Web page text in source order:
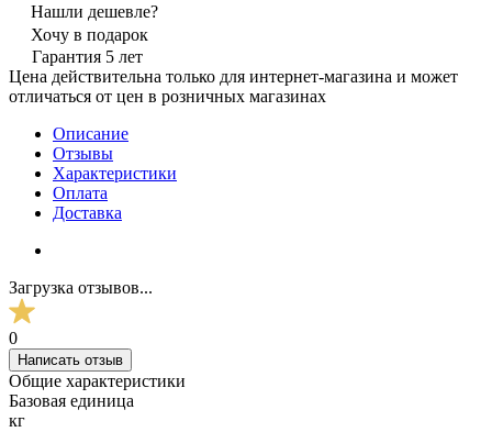
Нашли дешевле?
Хочу в подарок
Гарантия 5 лет
Цена действительна только для интернет-магазина и может
отличаться от цен в розничных магазинах
Описание
Отзывы
Характеристики
Оплата
Доставка
Загрузка отзывов...
0
Написать отзыв
Общие характеристики
Базовая единица
кг